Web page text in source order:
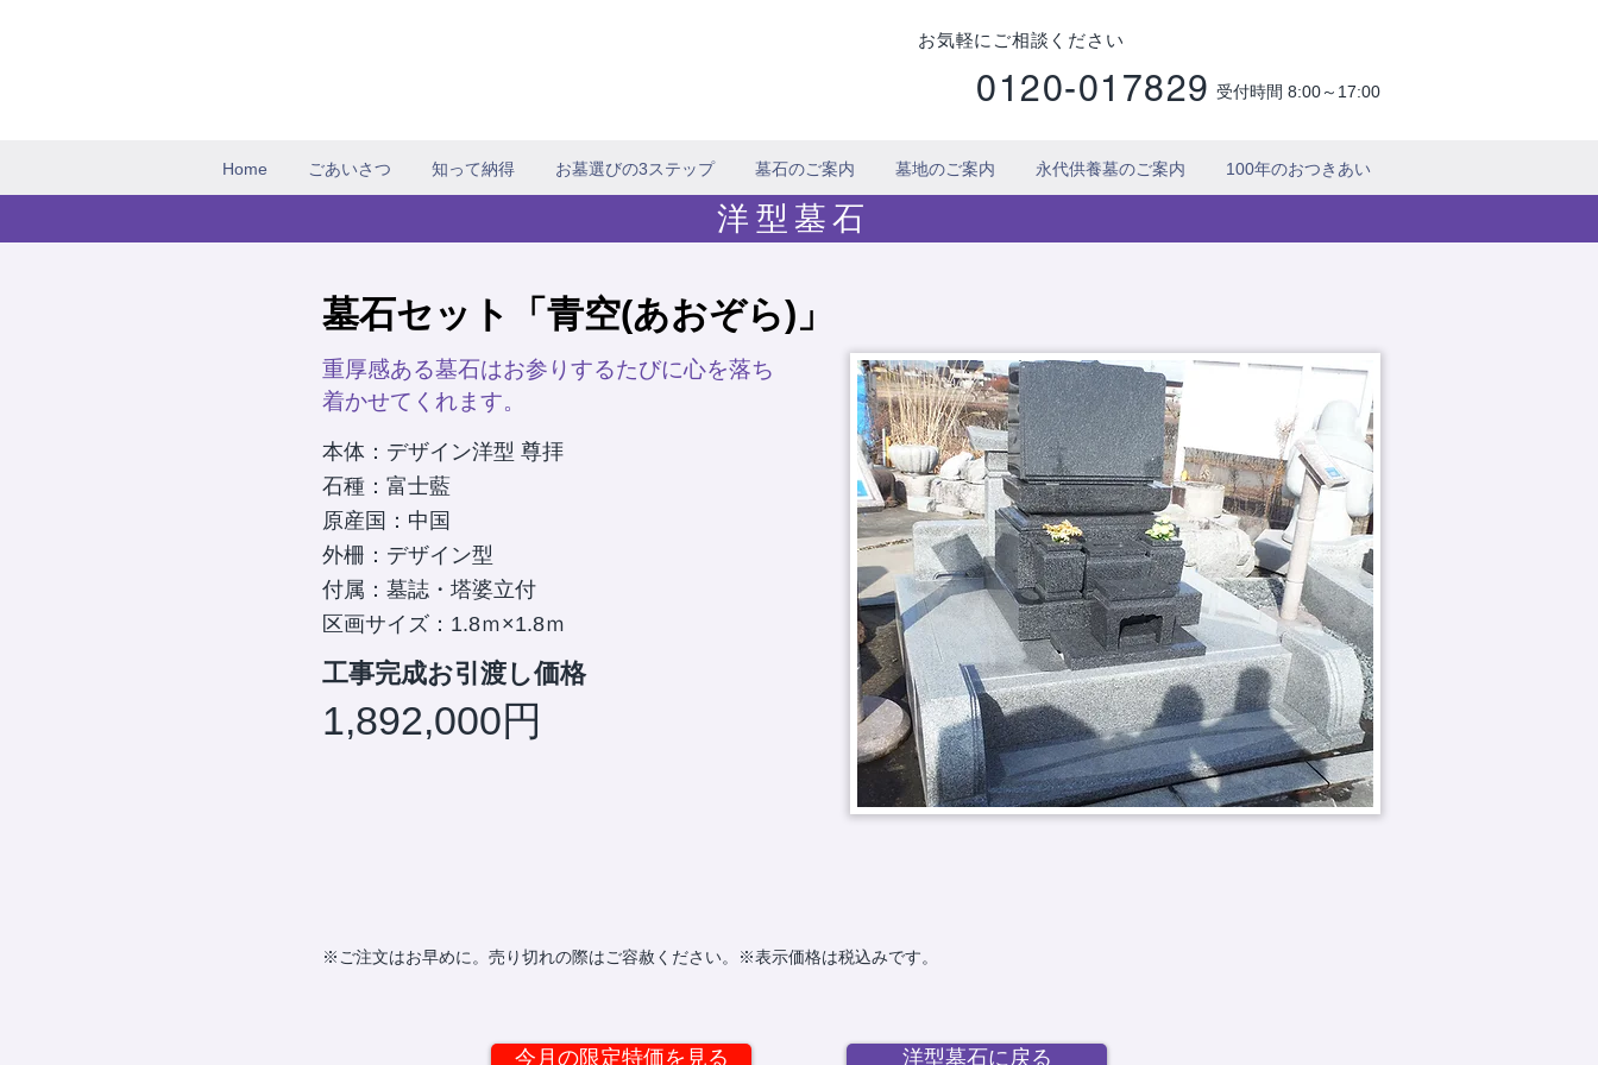
お気軽にご相談ください
0120-017829 受付時間 8:00～17:00
Home ごあいさつ 知って納得 お墓選びの3ステップ 墓石のご案内 墓地のご案内 永代供養墓のご案内 100年のおつきあい
洋型墓石
墓石セット「青空(あおぞら)」
重厚感ある墓石はお参りするたびに心を落ち
着かせてくれます。
本体：デザイン洋型 尊拝
石種：富士藍
原産国：中国
外柵：デザイン型
付属：墓誌・塔婆立付
区画サイズ：1.8ｍ×1.8ｍ
工事完成お引渡し価格
1,892,000円
※ご注文はお早めに。売り切れの際はご容赦ください。※表示価格は税込みです。
今月の限定特価を見る 洋型墓石に戻る